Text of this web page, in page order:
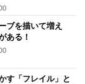
ブを描いて増え
ある！
す「フレイル」と